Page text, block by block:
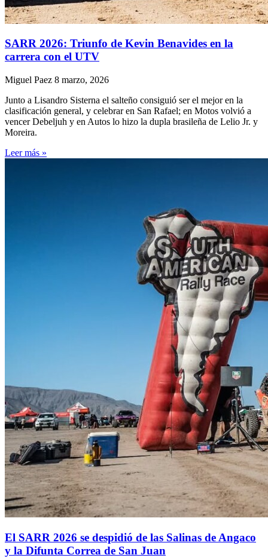
SARR 2026: Triunfo de Kevin Benavides en la
carrera con el UTV
Miguel Paez 8 marzo, 2026
Junto a Lisandro Sisterna el salteño consiguió ser el mejor en la
clasificación general, y celebrar en San Rafael; en Motos volvió a
vencer Debeljuh y en Autos lo hizo la dupla brasileña de Lelio Jr. y
Moreira.
Leer más »
El SARR 2026 se despidió de las Salinas de Angaco
y la Difunta Correa de San Juan